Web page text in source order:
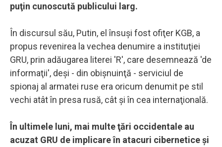
puţin cunoscută publicului larg.
În discursul său, Putin, el însuşi fost ofiţer KGB, a
propus revenirea la vechea denumire a instituţiei
GRU, prin adăugarea literei 'R', care desemnează 'de
informaţii', deşi - din obişnuinţă - serviciul de
spionaj al armatei ruse era oricum denumit pe stil
vechi atât în presa rusă, cât şi în cea internaţională.
În ultimele luni, mai multe ţări occidentale au
acuzat GRU de implicare în atacuri cibernetice şi